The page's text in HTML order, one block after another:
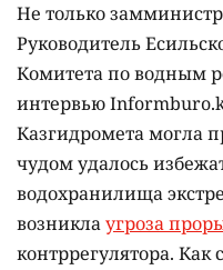
Не только
Руководитель
Комитета по водным
интервью
Казгидромета могла
чудом удалось
водохранилища
возниклаугроза
контррегулятора.